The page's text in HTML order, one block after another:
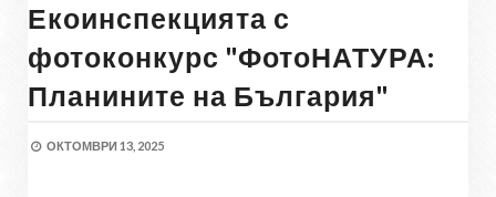
Екоинспекцията с
фотоконкурс "ФотоНАТУРА:
Планините на България"
ОКТОМВРИ 13, 2025